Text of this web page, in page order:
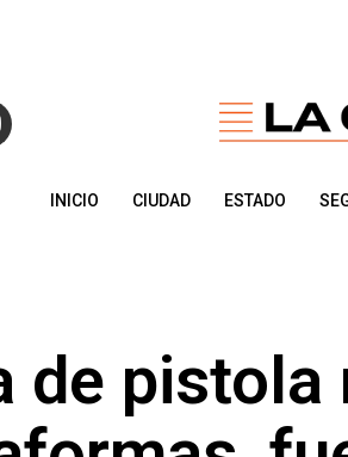
INICIO CIUDAD ESTADO
de